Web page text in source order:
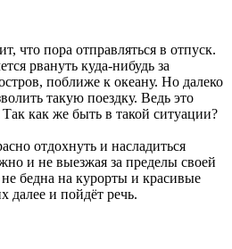
что пора отправляться в отпуск.
рвануть куда-нибудь за
поближе к океану. Но далеко
такую поездку. Ведь это
как же быть в такой ситуации?
отдохнуть и насладиться
и не выезжая за пределы своей
бедна на курорты и красивые
далее и пойдёт речь.